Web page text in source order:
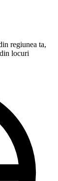
ce se
adaugă
regiunea ta,
locuri